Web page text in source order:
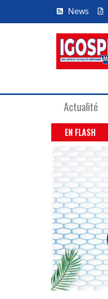
News
Actualité
EN FLASH